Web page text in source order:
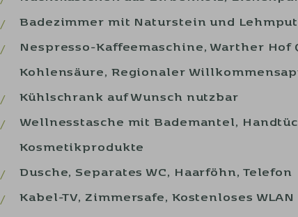
Badezimmer mit Naturstein und
Nespresso-Kaffeemaschine, Warther Hof
Kohlensäure, Regionaler
Kühlschrank auf Wunsch nutzbar
Wellnesstasche mit Bademantel,
Kosmetikprodukte
Dusche, Separates WC, Haarföhn, Telefon
Kabel-TV, Zimmersafe, Kostenloses WLAN